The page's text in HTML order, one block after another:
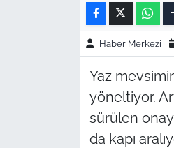
Haber Merkezi
Yaz
yöneltiyor.
sürülen
da kapı